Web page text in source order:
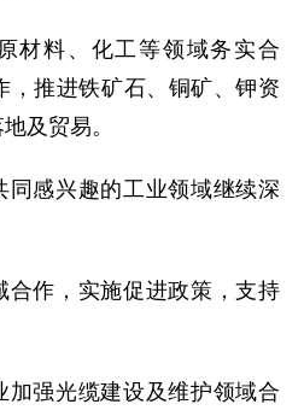
料、化工等领域务实合
，推进铁矿石、铜矿、钾资
及贸易。
感兴趣的工业领域继续深
作，实施促进政策，支持
强光缆建设及维护领域合